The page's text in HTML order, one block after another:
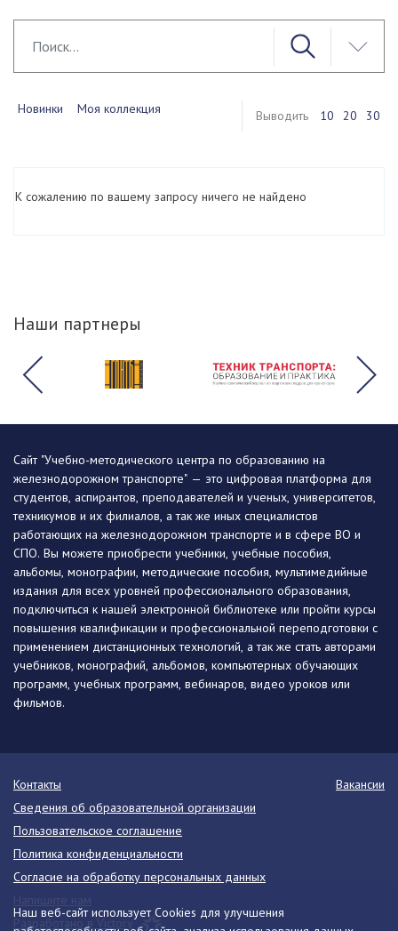
Новинки Моя коллекция Выводить 10 20 30
К сожалению по вашему запросу ничего не найдено
Наши партнеры
Наш веб-сайт использует Cookies для улучшения
Сайт "Учебно-методического центра по образованию на
железнодорожном транспорте" — это цифровая платформа для
студентов, аспирантов, преподавателей и ученых, университетов,
техникумов и их филиалов, а так же иных специалистов
работающих на железнодорожном транспорте и в сфере ВО и
СПО. Вы можете приобрести учебники, учебные пособия,
альбомы, монографии, методические пособия, мультимедийные
издания для всех уровней профессионального образования,
подключиться к нашей электронной библиотеке или пройти курсы
повышения квалификации и профессиональной переподготовки с
применением дистанционных технологий, а так же стать авторами
учебников, монографий, альбомов, компьютерных обучающих
программ, учебных программ, вебинаров, видео уроков или
фильмов.
Контакты
Вакансии
Сведения об образовательной организации
Пользовательское соглашение
Политика конфиденциальности
Согласие на обработку персональных данных
Разработано в Victory